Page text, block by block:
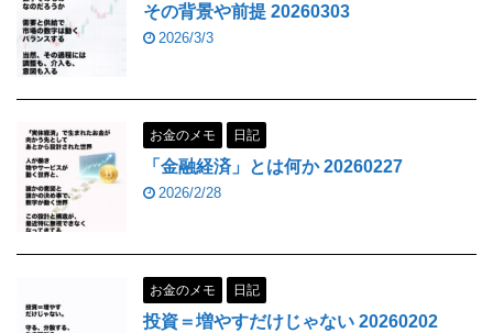
その背景や前提 20260303
2026/3/3
お金のメモ 日記
「金融経済」とは何か 20260227
2026/2/28
お金のメモ 日記
投資＝増やすだけじゃない 20260202